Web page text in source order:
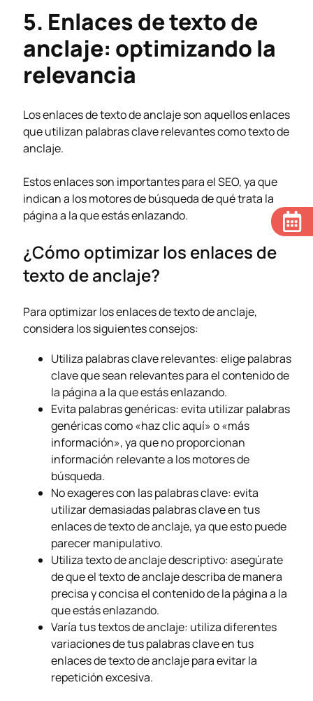
5. Enlaces de texto de
anclaje: optimizando la
relevancia
Los enlaces de texto de anclaje son aquellos enlaces
que utilizan palabras clave relevantes como texto de
anclaje.
Estos enlaces son importantes para el SEO, ya que
indican a los motores de búsqueda de qué trata la
página a la que estás enlazando.
¿Cómo optimizar los enlaces de
texto de anclaje?
Para optimizar los enlaces de texto de anclaje,
considera los siguientes consejos:
Utiliza palabras clave relevantes: elige palabras
clave que sean relevantes para el contenido de
la página a la que estás enlazando.
Evita palabras genéricas: evita utilizar palabras
genéricas como «haz clic aquí» o «más
información», ya que no proporcionan
información relevante a los motores de
búsqueda.
No exageres con las palabras clave: evita
utilizar demasiadas palabras clave en tus
enlaces de texto de anclaje, ya que esto puede
parecer manipulativo.
Utiliza texto de anclaje descriptivo: asegúrate
de que el texto de anclaje describa de manera
precisa y concisa el contenido de la página a la
que estás enlazando.
Varía tus textos de anclaje: utiliza diferentes
variaciones de tus palabras clave en tus
enlaces de texto de anclaje para evitar la
repetición excesiva.